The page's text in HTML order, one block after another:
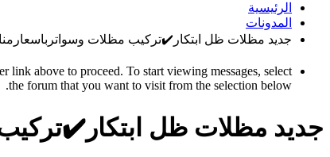
الرئيسية
المدونات
جديد مظلات ظل ابتكار✔️تركيب مظلات وسواترباسعارمناقسة , ظل
link above to proceed. To start viewing messages, select
the forum that you want to visit from the selection below.
جديد مظلات ظل ابتكار✔️تركيب